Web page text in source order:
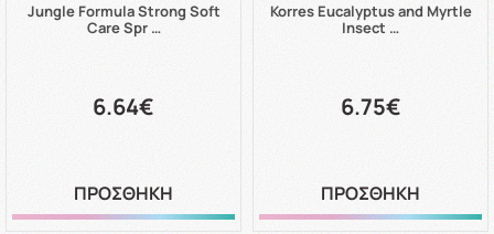
Jungle Formula Strong Soft
Care Spr …
6.64€
ΠΡΟΣΘΗΚΗ
Korres Eucalyptus and Myrtle
Insect …
6.75€
ΠΡΟΣΘΗΚΗ